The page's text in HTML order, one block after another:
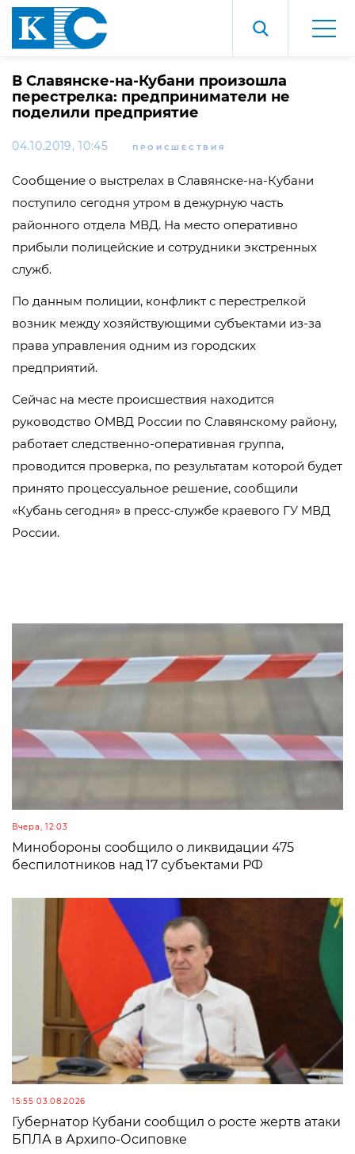
В Славянске-на-Кубани произошла
перестрелка: предприниматели не
поделили предприятие
04.10.2019, 10:45 ПРОИСШЕСТВИЯ
Сообщение о выстрелах в Славянске-на-Кубани
поступило сегодня утром в дежурную часть
районного отдела МВД. На место оперативно
прибыли полицейские и сотрудники экстренных
служб.
По данным полиции, конфликт с перестрелкой
возник между хозяйствующими субъектами из-за
права управления одним из городских
предприятий.
Сейчас на месте происшествия находится
руководство ОМВД России по Славянскому району,
работает следственно-оперативная группа,
проводится проверка, по результатам которой будет
принято процессуальное решение, сообщили
«Кубань сегодня» в пресс-службе краевого ГУ МВД
России.
Вчера, 12:03
Минобороны сообщило о ликвидации 475
беспилотников над 17 субъектами РФ
15:55 03.08.2026
Губернатор Кубани сообщил о росте жертв атаки
БПЛА в Архипо-Осиповке